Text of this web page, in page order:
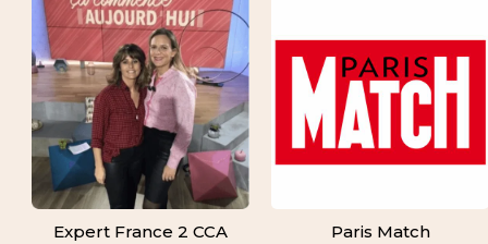
Expert France 2 CCA
Paris Match